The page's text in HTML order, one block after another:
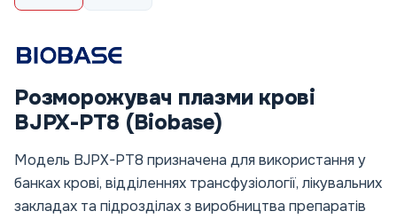
Розморожувач плазми крові
BJPX-PT8 (Biobase)
Модель BJPX-PT8 призначена для використання у
банках крові, відділеннях трансфузіології, лікувальних
закладах та підрозділах з виробництва препаратів